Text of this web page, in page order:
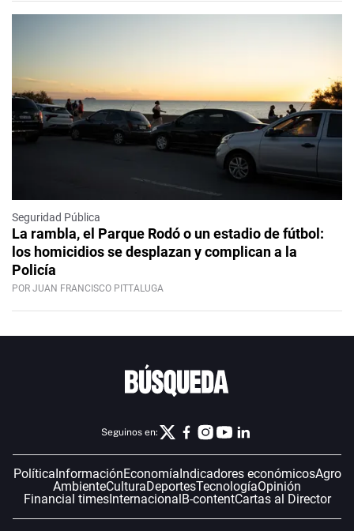
Seguridad Pública
La rambla, el Parque Rodó o un estadio de fútbol:
los homicidios se desplazan y complican a la
Policía
POR JUAN FRANCISCO PITTALUGA
Seguinos en:
PolíticaInformaciónEconomíaIndicadores económicosAgro
AmbienteCulturaDeportesTecnologíaOpinión
Financial timesInternacionalB-contentCartas al Director